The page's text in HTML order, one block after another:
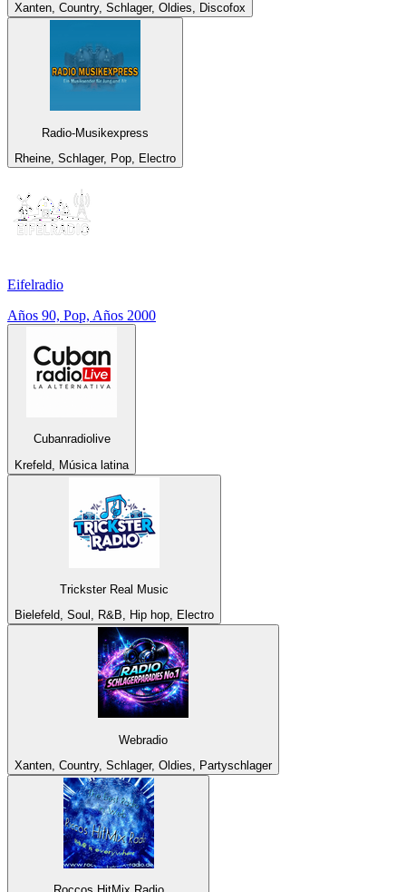
Xanten, Country, Schlager, Oldies, Discofox
Radio-Musikexpress
Rheine, Schlager, Pop, Electro
Eifelradio
Años 90, Pop, Años 2000
Cubanradiolive
Krefeld, Música latina
Trickster Real Music
Bielefeld, Soul, R&B, Hip hop, Electro
Webradio
Xanten, Country, Schlager, Oldies, Partyschlager